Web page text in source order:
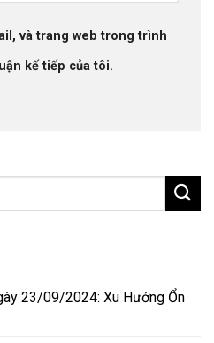
và trang web trong trình
kế tiếp của tôi.
23/09/2024: Xu Hướng Ổn